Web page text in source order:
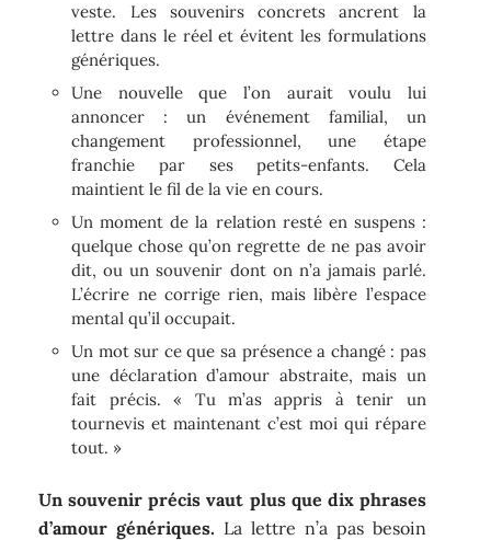
veste. Les souvenirs concrets ancrent la
lettre dans le réel et évitent les formulations
génériques.
Une nouvelle que l’on aurait voulu lui
annoncer : un événement familial, un
changement professionnel, une étape
franchie par ses petits-enfants. Cela
maintient le fil de la vie en cours.
Un moment de la relation resté en suspens :
quelque chose qu’on regrette de ne pas avoir
dit, ou un souvenir dont on n’a jamais parlé.
L’écrire ne corrige rien, mais libère l’espace
mental qu’il occupait.
Un mot sur ce que sa présence a changé : pas
une déclaration d’amour abstraite, mais un
fait précis. « Tu m’as appris à tenir un
tournevis et maintenant c’est moi qui répare
tout. »
Un souvenir précis vaut plus que dix phrases
d’amour génériques. La lettre n’a pas besoin